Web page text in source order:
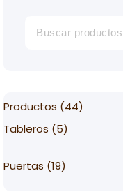
Productos 4444
Tableros 55
Puertas 1919